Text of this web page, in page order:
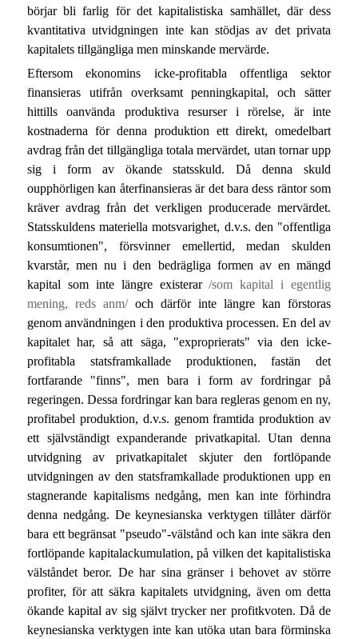
börjar bli farlig för det kapitalistiska samhället, där dess
kvantitativa utvidgningen inte kan stödjas av det privata
kapitalets tillgängliga men minskande mervärde.
Eftersom ekonomins icke-profitabla offentliga sektor
finansieras utifrån overksamt penningkapital, och sätter
hittills oanvända produktiva resurser i rörelse, är inte
kostnaderna för denna produktion ett direkt, omedelbart
avdrag från det tillgängliga totala mervärdet, utan tornar upp
sig i form av ökande statsskuld. Då denna skuld
oupphörligen kan återfinansieras är det bara dess räntor som
kräver avdrag från det verkligen producerade mervärdet.
Statsskuldens materiella motsvarighet, d.v.s. den "offentliga
konsumtionen", försvinner emellertid, medan skulden
kvarstår, men nu i den bedrägliga formen av en mängd
kapital som inte längre existerar/som kapital i egentlig
mening, reds anm/och därför inte längre kan förstoras
genom användningen i den produktiva processen. En del av
kapitalet har, så att säga, "exproprierats" via den icke-
profitabla statsframkallade produktionen, fastän det
fortfarande "finns", men bara i form av fordringar på
regeringen. Dessa fordringar kan bara regleras genom en ny,
profitabel produktion, d.v.s. genom framtida produktion av
ett självständigt expanderande privatkapital. Utan denna
utvidgning av privatkapitalet skjuter den fortlöpande
utvidgningen av den statsframkallade produktionen upp en
stagnerande kapitalisms nedgång, men kan inte förhindra
denna nedgång. De keynesianska verktygen tillåter därför
bara ett begränsat "pseudo"-välstånd och kan inte säkra den
fortlöpande kapitalackumulation, på vilken det kapitalistiska
välståndet beror. De har sina gränser i behovet av större
profiter, för att säkra kapitalets utvidgning, även om detta
ökande kapital av sig självt trycker ner profitkvoten. Då de
keynesianska verktygen inte kan utöka utan bara förminska